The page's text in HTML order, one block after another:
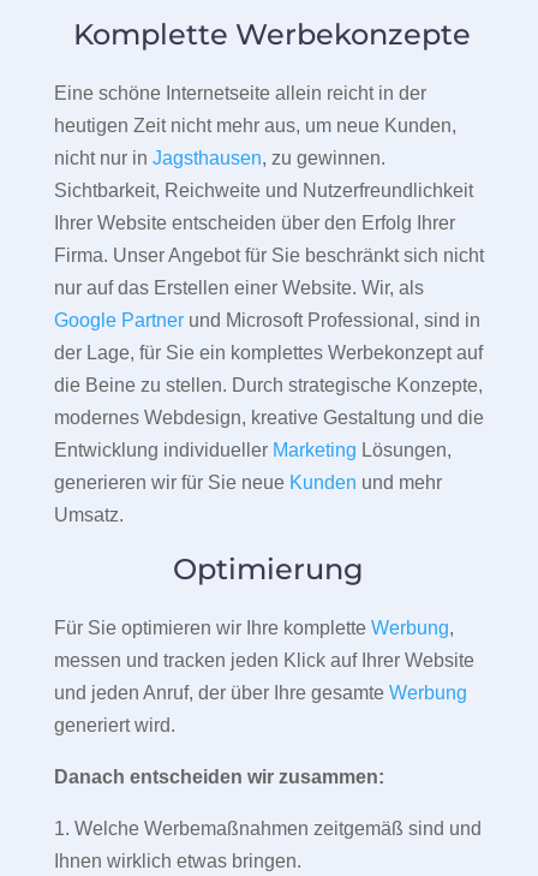
Komplette Werbekonzepte
Eine schöne Internetseite allein reicht in der
heutigen Zeit nicht mehr aus, um neue Kunden,
nicht nur in Jagsthausen, zu gewinnen.
Sichtbarkeit, Reichweite und Nutzerfreundlichkeit
Ihrer Website entscheiden über den Erfolg Ihrer
Firma. Unser Angebot für Sie beschränkt sich nicht
nur auf das Erstellen einer Website. Wir, als
Google Partnerund Microsoft Professional, sind in
der Lage, für Sie ein komplettes Werbekonzept auf
die Beine zu stellen. Durch strategische Konzepte,
modernes Webdesign, kreative Gestaltung und die
Entwicklung individueller Marketing Lösungen,
generieren wir für Sie neue Kunden und mehr
Umsatz.
Optimierung
Für Sie optimieren wir Ihre komplette Werbung,
messen und tracken jeden Klick auf Ihrer Website
und jeden Anruf, der über Ihre gesamte Werbung
generiert wird.
Danach entscheiden wir zusammen:
1. Welche Werbemaßnahmen zeitgemäß sind und
Ihnen wirklich etwas bringen.